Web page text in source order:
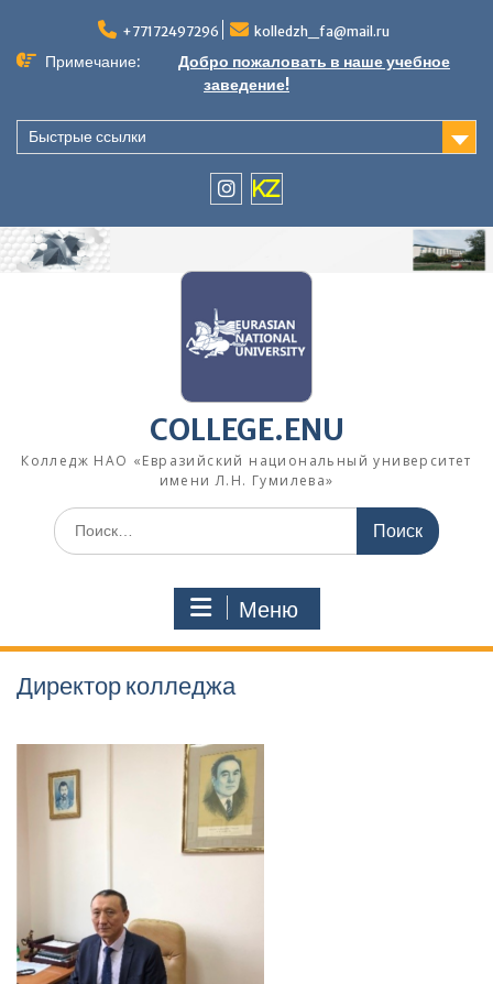
содержимому
+77172497296 kolledzh_fa@mail.ru
Примечание:
Добро пожаловать в наше учебное
заведение!
Быстрые ссылки
COLLEGE.ENU
Колледж НАО «Евразийский национальный университет
имени Л.Н. Гумилева»
Поиск
по:
Меню
Директор колледжа